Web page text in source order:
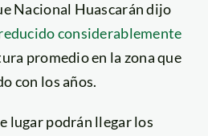
Nacional Huascarán dijo
considerablemente
promedio en la zona que
con los años.
lugar podrán llegar los